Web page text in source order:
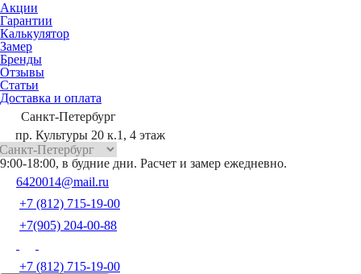
Акции
Гарантии
Калькулятор
Замер
Бренды
Отзывы
Статьи
Доставка и оплата
Санкт-Петербург
пр. Культуры 20 к.1, 4 этаж
9:00-18:00, в будние дни. Расчет и замер ежедневно.
6420014@mail.ru
+7 (812) 715-19-00
+7(905) 204-00-88
+7 (812) 715-19-00